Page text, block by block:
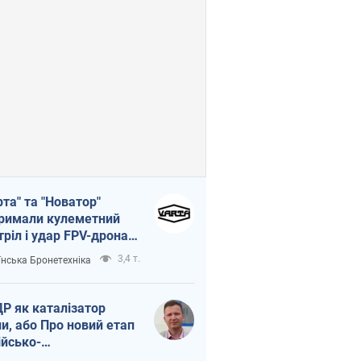
та "Новатор"
кулеметний
і удар FPV-дрона,
життя
ЗСУ
Бронетехніка 3,4 т.
як каталізатор
або Про новий етап